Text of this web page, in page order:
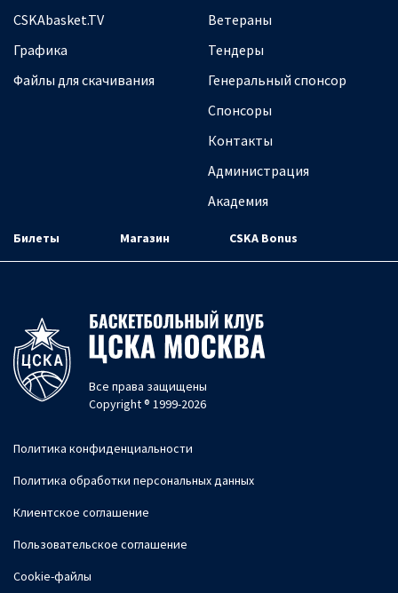
CSKAbasket.TV
Графика
Файлы для скачивания
Ветераны
Тендеры
Генеральный спонсор
Спонсоры
Контакты
Администрация
Академия
Билеты Магазин CSKA Bonus
Все права защищены
Copyright ® 1999-2026
Политика конфиденциальности
Политика обработки персональных данных
Клиентское соглашение
Пользовательское соглашение
Cookie-файлы